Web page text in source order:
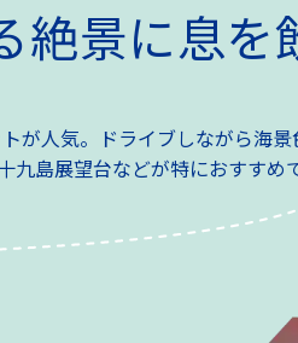
絶景に息を
が人気。ドライブしながら海
九島展望台などが特におすすめ